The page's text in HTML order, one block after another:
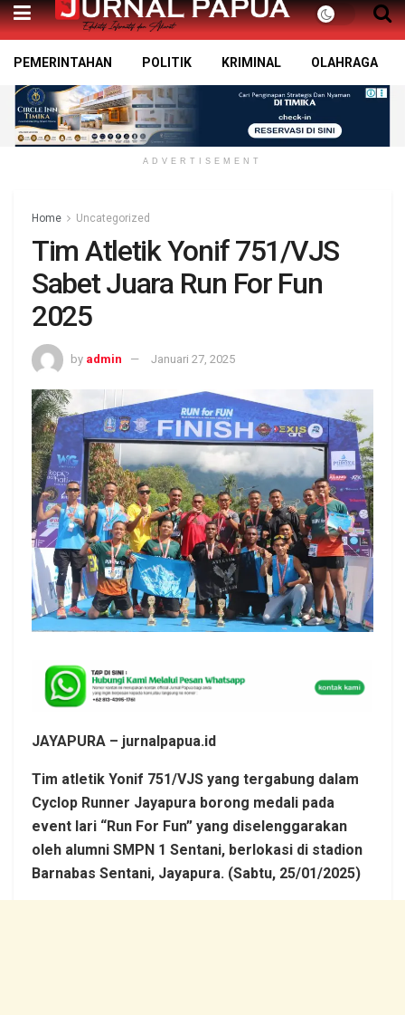
PEMERINTAHAN POLITIK KRIMINAL OLAHRAGA
ADVERTISEMENT
Home Uncategorized
Tim Atletik Yonif 751/VJS
Sabet Juara Run For Fun
2025
by admin Januari 27, 2025
JAYAPURA – jurnalpapua.id
Tim atletik Yonif 751/VJS yang tergabung dalam
Cyclop Runner Jayapura borong medali pada
event lari “Run For Fun” yang diselenggarakan
oleh alumni SMPN 1 Sentani, berlokasi di stadion
Barnabas Sentani, Jayapura. (Sabtu, 25/01/2025)